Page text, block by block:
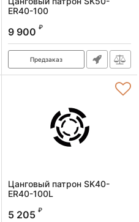
ER40-100
SK50-ER40-100
9 900 ₽
Предзаказ
Цанговый патрон SK40-
ER40-100L
SK40-ER40-100L
5 205 ₽